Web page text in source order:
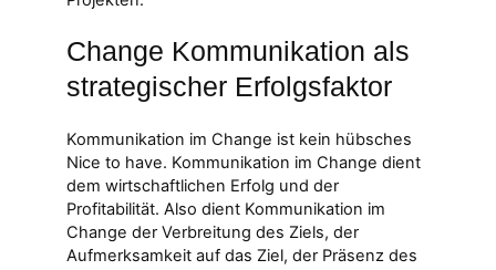
Change Kommunikation als
strategischer Erfolgsfaktor
Kommunikation im Change ist kein hübsches
Nice to have. Kommunikation im Change dient
dem wirtschaftlichen Erfolg und der
Profitabilität. Also dient Kommunikation im
Change der Verbreitung des Ziels, der
Aufmerksamkeit auf das Ziel, der Präsenz des